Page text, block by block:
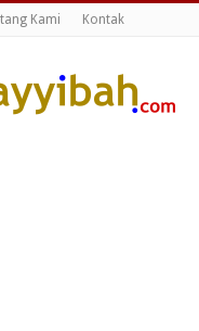
Kami Kontak